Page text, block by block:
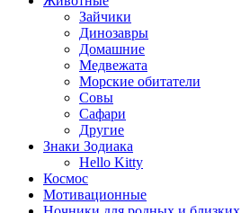
Зайчики
Динозавры
Домашние
Медвежата
Морские обитатели
Совы
Сафари
Другие
Знаки Зодиака
Hello Kitty
Космос
Мотивационные